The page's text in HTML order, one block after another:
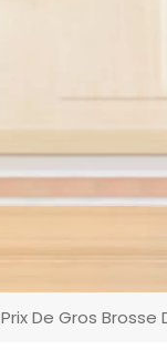
Prix De Gros